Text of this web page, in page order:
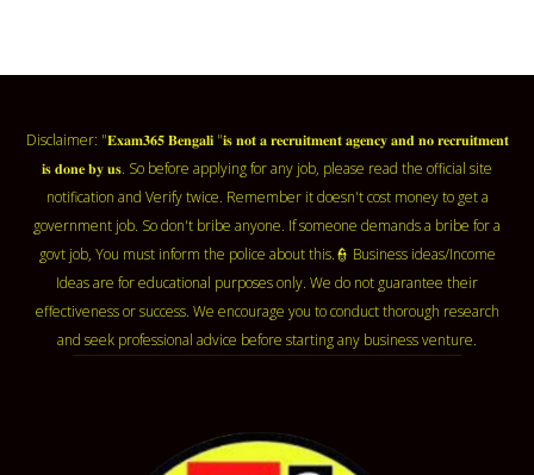
Disclaimer: "𝐄𝐱𝐚𝐦𝟑𝟔𝟓 𝐁𝐞𝐧𝐠𝐚𝐥𝐢 "𝐢𝐬 𝐧𝐨𝐭 𝐚 𝐫𝐞𝐜𝐫𝐮𝐢𝐭𝐦𝐞𝐧𝐭 𝐚𝐠𝐞𝐧𝐜𝐲 𝐚𝐧𝐝 𝐧𝐨 𝐫𝐞𝐜𝐫𝐮𝐢𝐭𝐦𝐞𝐧𝐭
𝐢𝐬 𝐝𝐨𝐧𝐞 𝐛𝐲 𝐮𝐬. So before applying for any job, please read the official site
notification and Verify twice. Remember it doesn't cost money to get a
government job. So don't bribe anyone. If someone demands a bribe for a
govt job, You must inform the police about this.👮 Business ideas/Income
Ideas are for educational purposes only. We do not guarantee their
effectiveness or success. We encourage you to conduct thorough research
and seek professional advice before starting any business venture.